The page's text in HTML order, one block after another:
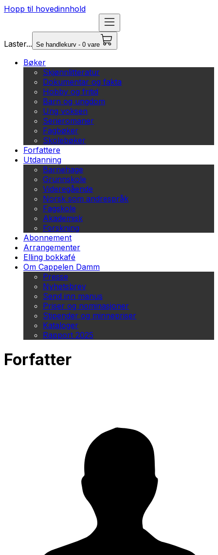
Hopp til hovedinnhold
Laster... Se handlekurv - 0 vare
Bøker
Skjønnlitteratur
Dokumentar og fakta
Hobby og fritid
Barn og ungdom
Ung voksen
Serieromaner
Fagbøker
Skolebøker
Forfattere
Utdanning
Barnehage
Grunnskole
Videregående
Norsk som andrespråk
Fagskole
Akademisk
Forskning
Abonnement
Arrangementer
Elling bokkafé
Om Cappelen Damm
Presse
Nyhetsbrev
Send inn manus
Priser og nominasjoner
Stipender og minnepriser
Kataloger
Rapport 2025
Forfatter